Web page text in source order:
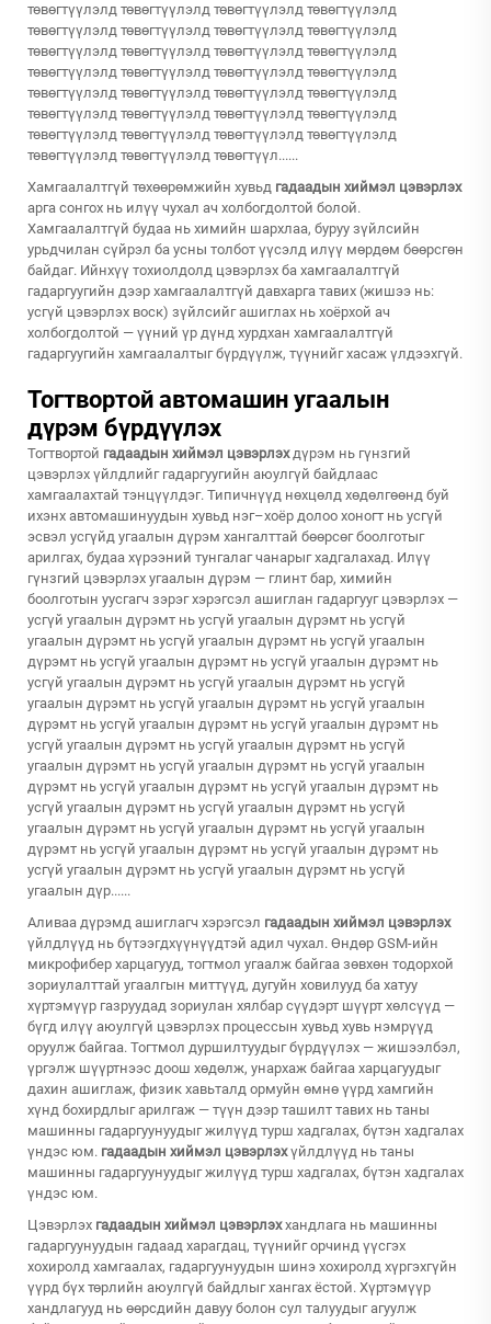
төвөгтүүлэлд төвөгтүүлэлд төвөгтүүлэлд төвөгтүүлэлд
төвөгтүүлэлд төвөгтүүлэлд төвөгтүүлэлд төвөгтүүлэлд
төвөгтүүлэлд төвөгтүүлэлд төвөгтүүлэлд төвөгтүүлэлд
төвөгтүүлэлд төвөгтүүлэлд төвөгтүүлэлд төвөгтүүлэлд
төвөгтүүлэлд төвөгтүүлэлд төвөгтүүлэлд төвөгтүүлэлд
төвөгтүүлэлд төвөгтүүлэлд төвөгтүүлэлд төвөгтүүлэлд
төвөгтүүлэлд төвөгтүүлэлд төвөгтүүлэлд төвөгтүүлэлд
төвөгтүүлэлд төвөгтүүлэлд төвөгтүүл......
Хамгаалалтгүй төхөөрөмжийн хувьд гадаадын хиймэл цэвэрлэх
арга сонгох нь илүү чухал ач холбогдолтой болой.
Хамгаалалтгүй будаа нь химийн шархлаа, буруу зүйлсийн
урьдчилан сүйрэл ба усны толбот үүсэлд илүү мөрдөм бөөрсгөн
байдаг. Ийнхүү тохиолдолд цэвэрлэх ба хамгаалалтгүй
гадаргуугийн дээр хамгаалалтгүй давхарга тавих (жишээ нь:
усгүй цэвэрлэх воск) зүйлсийг ашиглах нь хоёрхой ач
холбогдолтой — үүний үр дүнд хурдхан хамгаалалтгүй
гадаргуугийн хамгаалалтыг бүрдүүлж, түүнийг хасаж үлдээхгүй.
Тогтвортой автомашин угаалын
дүрэм бүрдүүлэх
Тогтвортой гадаадын хиймэл цэвэрлэхдүрэм нь гүнзгий
цэвэрлэх үйлдлийг гадаргуугийн аюулгүй байдлаас
хамгаалахтай тэнцүүлдэг. Типичнүүд нөхцөлд хөдөлгөөнд буй
ихэнх автомашинуудын хувьд нэг–хоёр долоо хоногт нь усгүй
эсвэл усгүйд угаалын дүрэм хангалттай бөөрсөг боолготыг
арилгах, будаа хүрээний тунгалаг чанарыг хадгалахад. Илүү
гүнзгий цэвэрлэх угаалын дүрэм — глинт бар, химийн
боолготын уусгагч зэрэг хэрэгсэл ашиглан гадаргууг цэвэрлэх —
усгүй угаалын дүрэмт нь усгүй угаалын дүрэмт нь усгүй
угаалын дүрэмт нь усгүй угаалын дүрэмт нь усгүй угаалын
дүрэмт нь усгүй угаалын дүрэмт нь усгүй угаалын дүрэмт нь
усгүй угаалын дүрэмт нь усгүй угаалын дүрэмт нь усгүй
угаалын дүрэмт нь усгүй угаалын дүрэмт нь усгүй угаалын
дүрэмт нь усгүй угаалын дүрэмт нь усгүй угаалын дүрэмт нь
усгүй угаалын дүрэмт нь усгүй угаалын дүрэмт нь усгүй
угаалын дүрэмт нь усгүй угаалын дүрэмт нь усгүй угаалын
дүрэмт нь усгүй угаалын дүрэмт нь усгүй угаалын дүрэмт нь
усгүй угаалын дүрэмт нь усгүй угаалын дүрэмт нь усгүй
угаалын дүрэмт нь усгүй угаалын дүрэмт нь усгүй угаалын
дүрэмт нь усгүй угаалын дүрэмт нь усгүй угаалын дүрэмт нь
усгүй угаалын дүрэмт нь усгүй угаалын дүрэмт нь усгүй
угаалын дүр......
Аливаа дүрэмд ашиглагч хэрэгсэл гадаадын хиймэл цэвэрлэх
үйлдлүүд нь бүтээгдхүүнүүдтэй адил чухал. Өндөр GSM-ийн
микрофибер харцагууд, тогтмол угаалж байгаа зөвхөн тодорхой
зориулалттай угаалгын миттүүд, дугуйн ховилууд ба хатуу
хүртэмүүр газруудад зориулан хялбар сүүдэрт шүүрт хөлсүүд —
бүгд илүү аюулгүй цэвэрлэх процессын хувьд хувь нэмрүүд
оруулж байгаа. Тогтмол дуршилтуудыг бүрдүүлэх — жишээлбэл,
үргэлж шүүртнээс доош хөдөлж, унархаж байгаа харцагуудыг
дахин ашиглаж, физик хавьталд ормуйн өмнө үүрд хамгийн
хүнд бохирдлыг арилгаж — түүн дээр ташилт тавих нь таны
машинны гадаргуунуудыг жилүүд турш хадгалах, бүтэн хадгалах
үндэс юм. гадаадын хиймэл цэвэрлэхүйлдлүүд нь таны
машинны гадаргуунуудыг жилүүд турш хадгалах, бүтэн хадгалах
үндэс юм.
Цэвэрлэх гадаадын хиймэл цэвэрлэххандлага нь машинны
гадаргуунуудын гадаад харагдац, түүнийг орчинд үүсгэх
хохиролд хамгаалах, гадаргуунуудын шинэ хохиролд хүргэхгүйн
үүрд бүх төрлийн аюулгүй байдлыг хангах ёстой. Хүртэмүүр
хандлагууд нь өөрсдийн давуу болон сул талуудыг агуулж